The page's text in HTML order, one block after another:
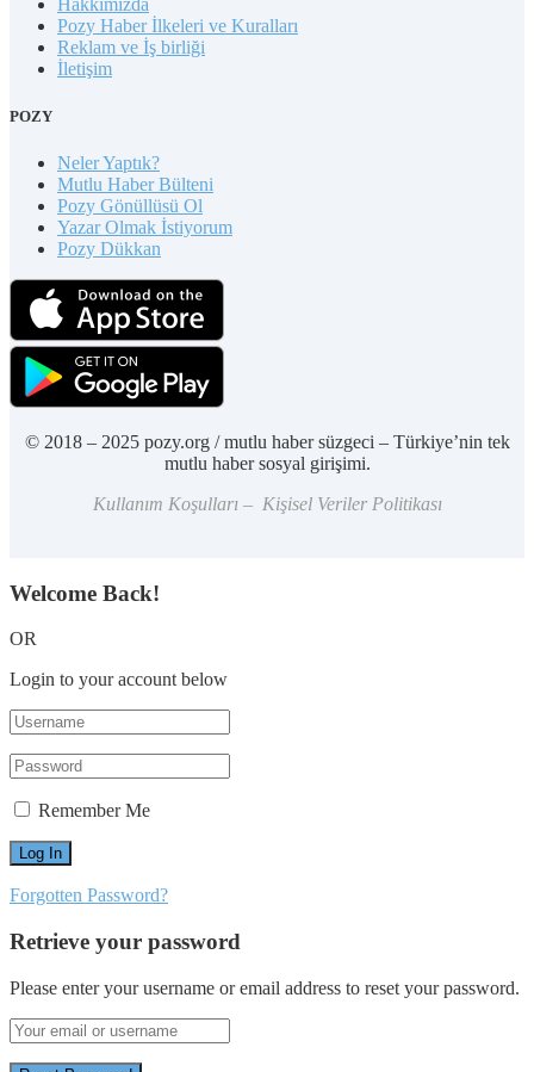
Hakkımızda
Pozy Haber İlkeleri ve Kuralları
Reklam ve İş birliği
İletişim
POZY
Neler Yaptık?
Mutlu Haber Bülteni
Pozy Gönüllüsü Ol
Yazar Olmak İstiyorum
Pozy Dükkan
© 2018 – 2025 pozy.org / mutlu haber süzgeci – Türkiye’nin tek
mutlu haber sosyal girişimi.
Kullanım Koşulları – Kişisel Veriler Politikası
Welcome Back!
OR
Login to your account below
Remember Me
Forgotten Password?
Retrieve your password
Please enter your username or email address to reset your password.